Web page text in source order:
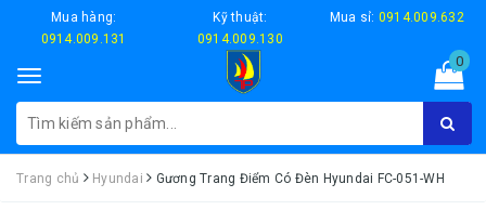
Mua hàng:
0914.009.131
Kỹ thuật:
0914.009.130
Mua sỉ: 0914.009.632
Toggle
navigation
0
Trang chủ Hyundai Gương Trang Điểm Có Đèn Hyundai FC-051-WH